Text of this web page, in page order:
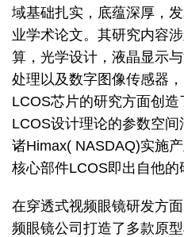
域基础扎实，底蕴深厚，
业学术论文。其研究内容
算，光学设计，液晶显示
处理以及数字图像传感器
LCOS芯片的研究方面创
LCOS设计理论的参数空
诸Himax( NASDAQ)实施
核心部件LCOS即出自他的
在穿透式视频眼镜研发方
频眼镜公司打造了多款原